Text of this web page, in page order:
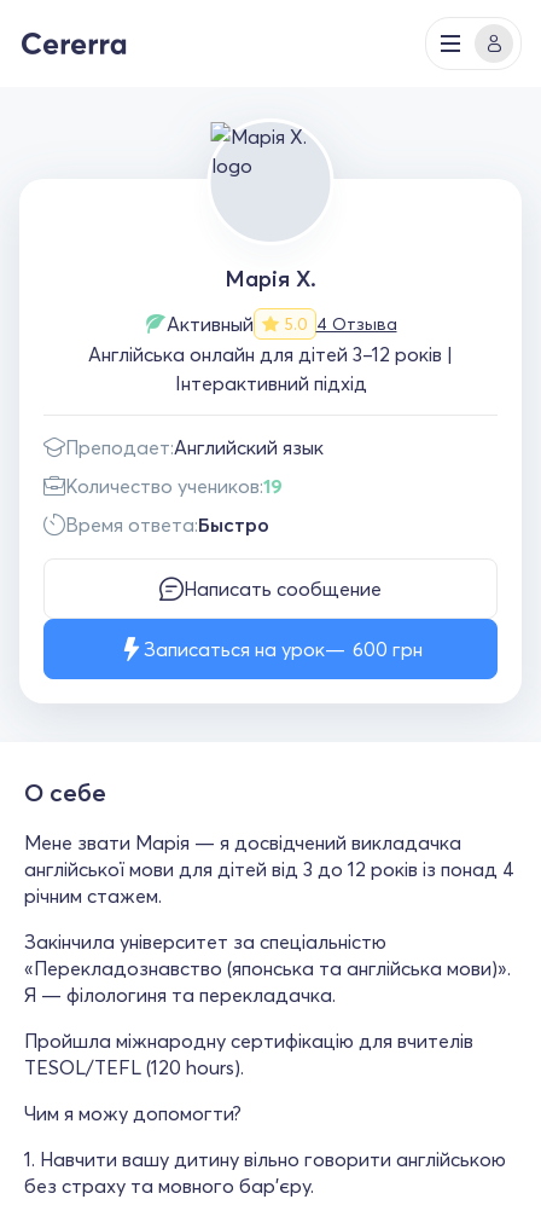
Марія Х.
Активный 5.0 4 Отзыва
Англійська онлайн для дітей 3–12 років |
Інтерактивний підхід
Преподает:Английский язык
Количество учеников:19
Время ответа:Быстро
Написать сообщение
Записаться на урок 600 грн
О себе
Мене звати Марія — я досвідчений викладачка
англійської мови для дітей від 3 до 12 років із понад 4
річним стажем.
Закінчила університет за спеціальністю
«Перекладознавство (японська та англійська мови)».
Я — філологиня та перекладачка.
Пройшла міжнародну сертифікацію для вчителів
TESOL/TEFL (120 hours).
Чим я можу допомогти?
1. Навчити вашу дитину вільно говорити англійською
без страху та мовного бар'єру.